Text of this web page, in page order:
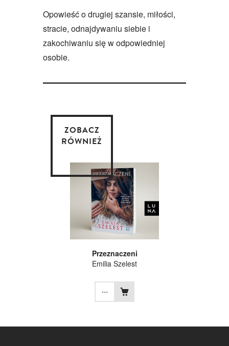
Opowieść o drugiej szansie, miłości,
stracie, odnajdywaniu siebie i
zakochiwaniu się w odpowiedniej
osobie.
ZOBACZ
RÓWNIEŻ
Przeznaczeni
Emilia Szelest
...